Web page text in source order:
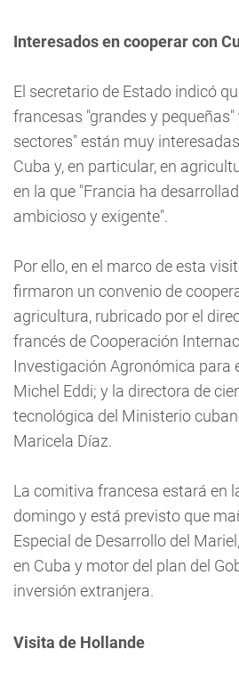
Interesados en cooperar con
El secretario de Estado indicó
francesas "grandes y pequeñas"
sectores" están muy
Cuba y, en particular, en
en la que "Francia ha
ambicioso y exigente".
Por ello, en el marco de esta
firmaron un convenio de
agricultura, rubricado por el
francés de Cooperación
Investigación Agronómica para
Michel Eddi; y la directora de
tecnológica del Ministerio
Maricela Díaz.
La comitiva francesa estará en
domingo y está previsto que
Especial de Desarrollo del
en Cuba y motor del plan del
inversión extranjera.
Visita de Hollande